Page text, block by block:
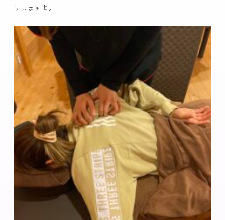
リしますよ。